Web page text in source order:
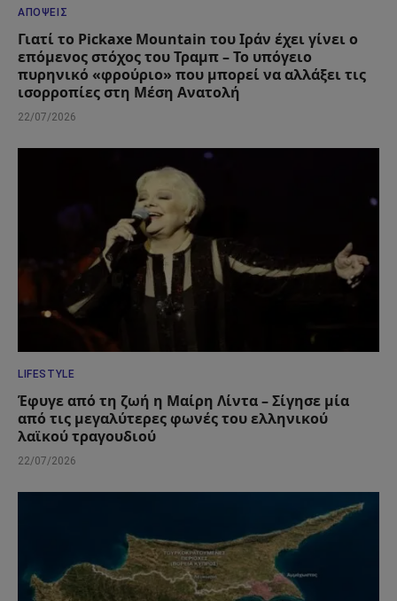
ΑΠΌΨΕΙΣ
Γιατί το Pickaxe Mountain του Ιράν έχει γίνει ο
επόμενος στόχος του Τραμπ – Το υπόγειο
πυρηνικό «φρούριο» που μπορεί να αλλάξει τις
ισορροπίες στη Μέση Ανατολή
22/07/2026
LIFESTYLE
Έφυγε από τη ζωή η Μαίρη Λίντα – Σίγησε μία
από τις μεγαλύτερες φωνές του ελληνικού
λαϊκού τραγουδιού
22/07/2026